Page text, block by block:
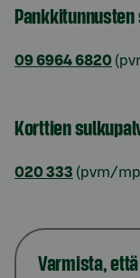
09 6964 6820
Korttien
020 333 (pvm/
Varmista,